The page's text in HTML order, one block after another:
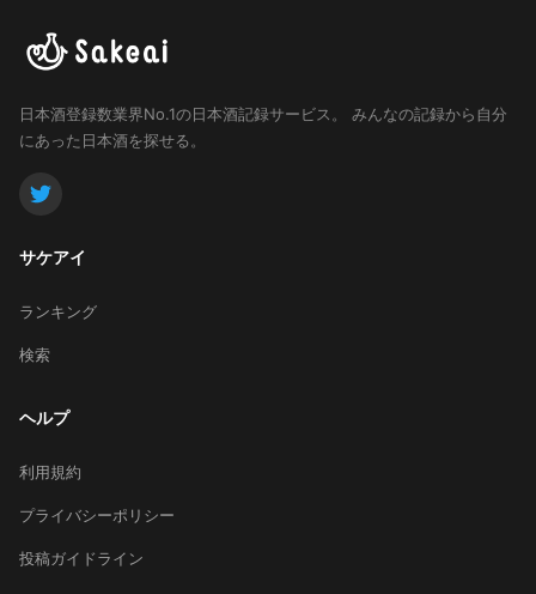
日本酒登録数業界No.1の日本酒記録サービス。
みんなの記録から自分
にあった日本酒を探せる。
サケアイ
ランキング
検索
ヘルプ
利用規約
プライバシーポリシー
投稿ガイドライン